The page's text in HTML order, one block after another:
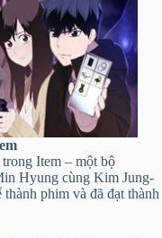
Item – một bộ
Hyung cùng Kim Jung-
phim và đã đạt thành